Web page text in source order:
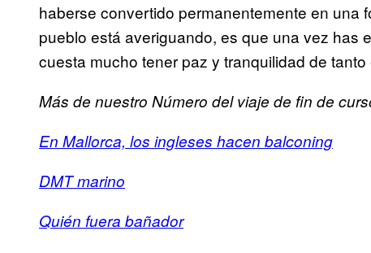
haberse convertido permanentemente en una
pueblo está averiguando, es que una vez has
cuesta mucho tener paz y tranquilidad de
Más de nuestro Número del viaje de fin de
En Mallorca, los ingleses hacen balconing
DMT marino
Quién fuera bañador